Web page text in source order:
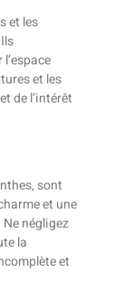
et les
et les
de l’intérêt
sont
et une
négligez
la
et